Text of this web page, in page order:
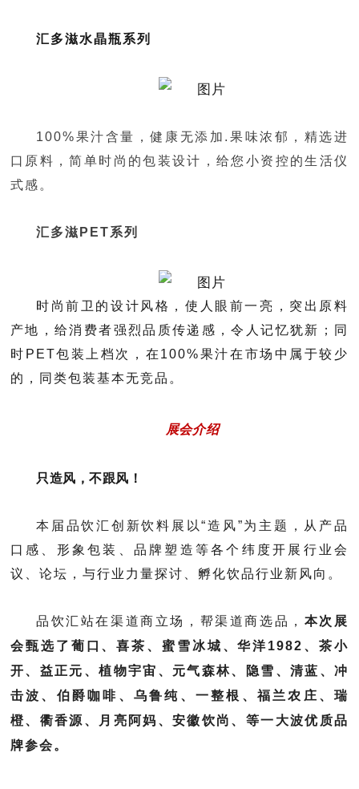
汇多滋水晶瓶系列
100%果汁含量，健康无添加.果味浓郁，精选进
口原料，简单时尚的包装设计，给您小资控的生活仪
式感。
汇多滋 PET系列
时尚前卫的设计风格，使人眼前一亮，突出原料
产地，给消费者强烈品质传递感，令人记忆犹新；同
时PET包装上档次，在100%果汁在市场中属于较少
的，同类包装基本无竞品。
展会介绍
只造风，不跟风！
本届品饮汇创新饮料展以“造风”为主题， 从产品
口感、形象包装、品牌塑造等各个纬度开展行业会
议、论坛，与行业力量探讨、孵化饮品行业新风向。
品饮汇站在渠道商立场，帮渠道商选品， 本次展
会甄选了葡口、喜茶、蜜雪冰城、华洋1982、茶小
开、益正元、植物宇宙、元气森林、隐雪、清蓝、冲
击波、伯爵咖啡、乌鲁纯、一整根、福兰农庄、瑞
橙、衢香源、月亮阿妈、安徽饮尚、等一大波优质品
牌参会。